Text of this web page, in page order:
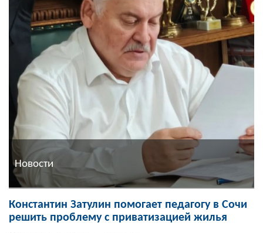
Новости
Константин Затулин помогает педагогу в Сочи
решить проблему с приватизацией жилья